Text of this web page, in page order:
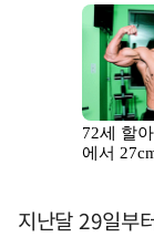
지난달 29일부